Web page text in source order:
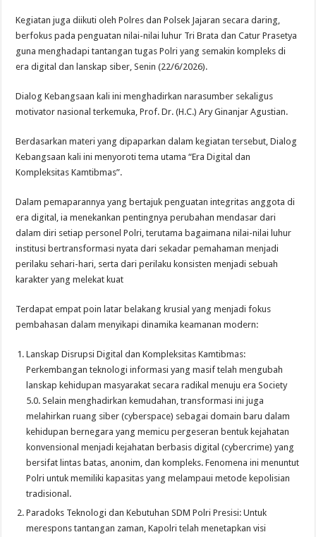
Kegiatan juga diikuti oleh Polres dan Polsek Jajaran secara daring,
berfokus pada penguatan nilai-nilai luhur Tri Brata dan Catur Prasetya
guna menghadapi tantangan tugas Polri yang semakin kompleks di
era digital dan lanskap siber, Senin (22/6/2026).
Dialog Kebangsaan kali ini menghadirkan narasumber sekaligus
motivator nasional terkemuka, Prof. Dr. (H.C.) Ary Ginanjar Agustian.
Berdasarkan materi yang dipaparkan dalam kegiatan tersebut, Dialog
Kebangsaan kali ini menyoroti tema utama “Era Digital dan
Kompleksitas Kamtibmas”.
Dalam pemaparannya yang bertajuk penguatan integritas anggota di
era digital, ia menekankan pentingnya perubahan mendasar dari
dalam diri setiap personel Polri, terutama bagaimana nilai-nilai luhur
institusi bertransformasi nyata dari sekadar pemahaman menjadi
perilaku sehari-hari, serta dari perilaku konsisten menjadi sebuah
karakter yang melekat kuat
Terdapat empat poin latar belakang krusial yang menjadi fokus
pembahasan dalam menyikapi dinamika keamanan modern:
Lanskap Disrupsi Digital dan Kompleksitas Kamtibmas:
Perkembangan teknologi informasi yang masif telah mengubah
lanskap kehidupan masyarakat secara radikal menuju era Society
5.0. Selain menghadirkan kemudahan, transformasi ini juga
melahirkan ruang siber (cyberspace) sebagai domain baru dalam
kehidupan bernegara yang memicu pergeseran bentuk kejahatan
konvensional menjadi kejahatan berbasis digital (cybercrime) yang
bersifat lintas batas, anonim, dan kompleks. Fenomena ini menuntut
Polri untuk memiliki kapasitas yang melampaui metode kepolisian
tradisional.
Paradoks Teknologi dan Kebutuhan SDM Polri Presisi: Untuk
merespons tantangan zaman, Kapolri telah menetapkan visi